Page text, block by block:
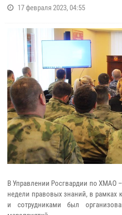
17 февраля 2023, 04:55
В Управлении Росгвардии по ХМАО
недели правовых знаний, в рамках
и сотрудниками был